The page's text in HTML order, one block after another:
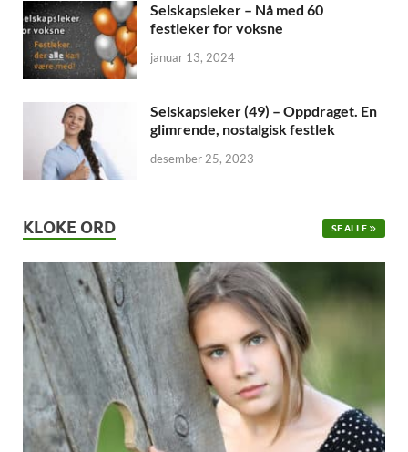
Selskapsleker – Nå med 60
festleker for voksne
januar 13, 2024
Selskapsleker (49) – Oppdraget. En
glimrende, nostalgisk festlek
desember 25, 2023
KLOKE ORD SE ALLE